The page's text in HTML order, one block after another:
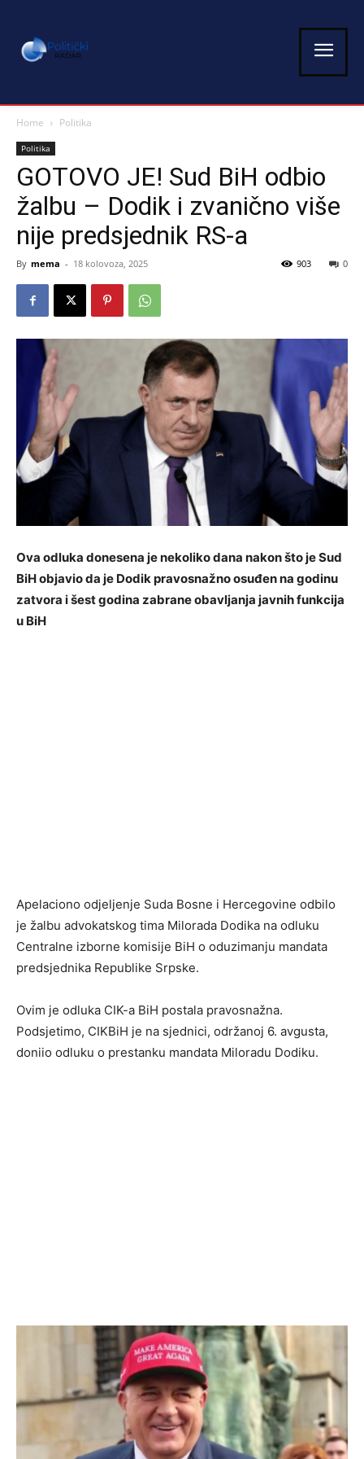
Home Politika
Politika
GOTOVO JE! Sud BiH odbio
žalbu – Dodik i zvanično više
nije predsjednik RS-a
By mema - 18 kolovoza, 2025 0
903
Ova odluka donesena je nekoliko dana nakon što je Sud
BiH objavio da je Dodik pravosnažno osuđen na godinu
zatvora i šest godina zabrane obavljanja javnih funkcija
u BiH
Apelaciono odjeljenje Suda Bosne i Hercegovine odbilo
je žalbu advokatskog tima Milorada Dodika na odluku
Centralne izborne komisije BiH o oduzimanju mandata
predsjednika Republike Srpske.
Ovim je odluka CIK-a BiH postala pravosnažna.
Podsjetimo, CIKBiH je na sjednici, održanoj 6. avgusta,
doniio odluku o prestanku mandata Miloradu Dodiku.